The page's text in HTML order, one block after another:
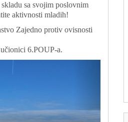
sa svojim poslovnim
aktivnosti mladih!
Zajedno protiv ovisnosti
6.POUP-a.